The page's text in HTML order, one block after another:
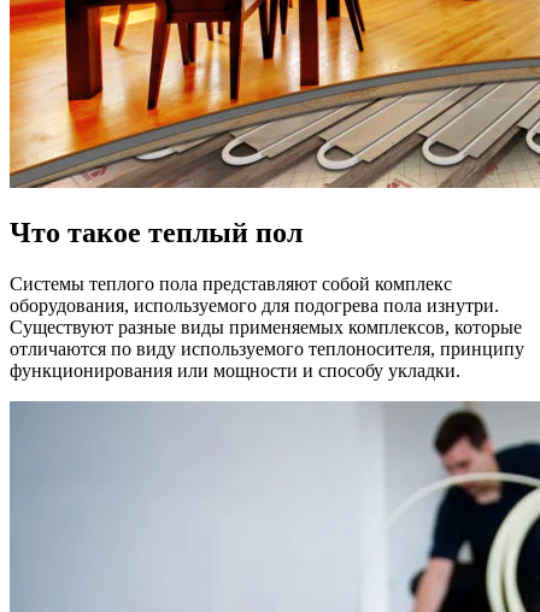
Что такое теплый пол
Системы теплого пола представляют собой комплекс
оборудования, используемого для подогрева пола изнутри.
Существуют разные виды применяемых комплексов, которые
отличаются по виду используемого теплоносителя, принципу
функционирования или мощности и способу укладки.